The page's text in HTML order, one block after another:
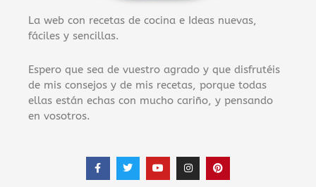
La web con recetas de cocina e Ideas nuevas,
fáciles y sencillas.
Espero que sea de vuestro agrado y que disfrutéis
de mis consejos y de mis recetas, porque todas
ellas están echas con mucho cariño, y pensando
en vosotros.
F
a
c
T
w
i
Y
o
u
I
n
s
P
i
n